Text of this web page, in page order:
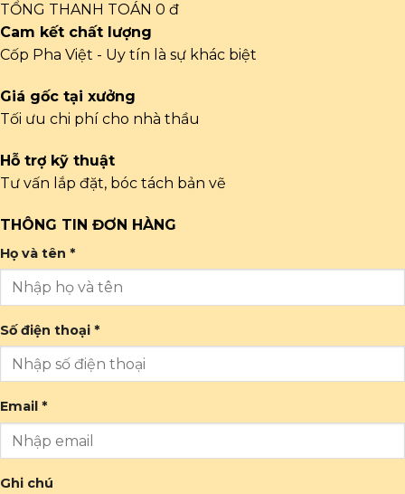
TỔNG THANH TOÁN 0 đ
Cam kết chất lượng
Cốp Pha Việt - Uy tín là sự khác biệt
Giá gốc tại xưởng
Tối ưu chi phí cho nhà thầu
Hỗ trợ kỹ thuật
Tư vấn lắp đặt, bóc tách bản vẽ
THÔNG TIN ĐƠN HÀNG
Họ và tên *
Số điện thoại *
Email *
Ghi chú